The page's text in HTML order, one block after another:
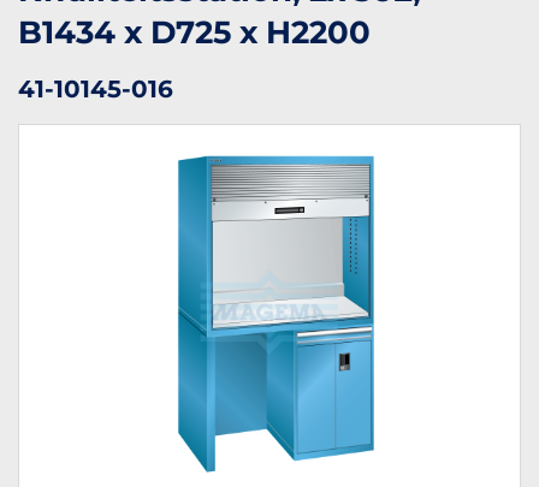
B1434 x D725 x H2200
41-10145-016